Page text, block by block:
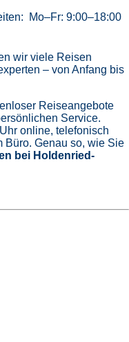
Mo–Fr: 9:00–18:00
wir viele Reisen
– von Anfang bis
Reiseangebote
Service.
online, telefonisch
Büro. Genau so, wie Sie
bei Holdenried-